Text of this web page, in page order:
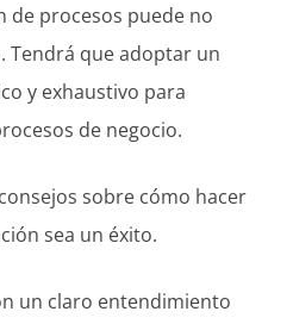
de procesos puede no
Tendrá que adoptar un
y exhaustivo para
de negocio.
sobre cómo hacer
sea un éxito.
un claro entendimiento